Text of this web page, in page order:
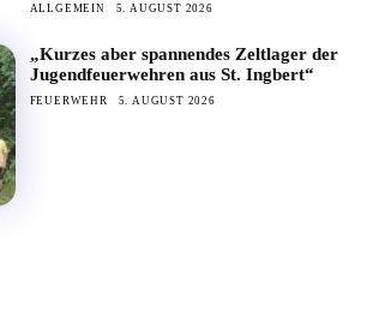
ALLGEMEIN 5. AUGUST 2026
„Kurzes aber spannendes Zeltlager der
Jugendfeuerwehren aus St. Ingbert“
FEUERWEHR 5. AUGUST 2026